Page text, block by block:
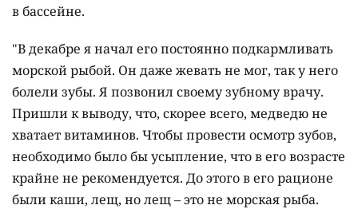
в бассейне.
"В декабре я начал его постоянно подкармливать
морской рыбой. Он даже жевать не мог, так у него
болели зубы. Я позвонил своему зубному врачу.
Пришли к выводу, что, скорее всего, медведю не
хватает витаминов. Чтобы провести осмотр зубов,
необходимо было бы усыпление, что в его возрасте
крайне не рекомендуется. До этого в его рационе
были каши, лещ, но лещ – это не морская рыба.